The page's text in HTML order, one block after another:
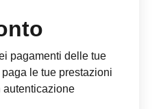
pagamenti delle tue
le tue prestazioni
autenticazione